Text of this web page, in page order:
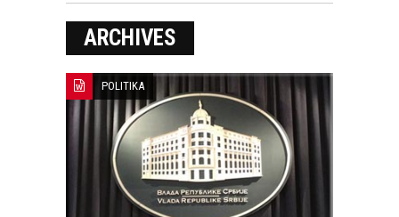
ARCHIVES
POLITIKA